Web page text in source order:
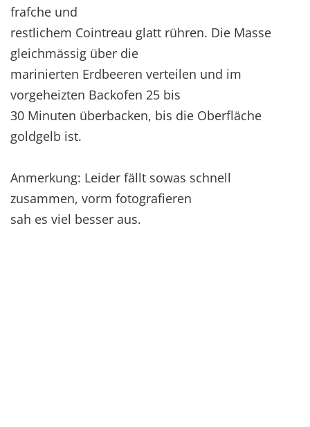
frafche und
restlichem Cointreau glatt rühren. Die Masse
gleichmässig über die
marinierten Erdbeeren verteilen und im
vorgeheizten Backofen 25 bis
30 Minuten überbacken, bis die Oberfläche
goldgelb ist.
Anmerkung: Leider fällt sowas schnell
zusammen, vorm fotografieren
sah es viel besser aus.